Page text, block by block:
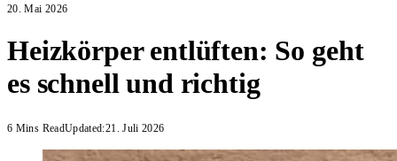
20. Mai 2026
Heizkörper entlüften: So geht
es schnell und richtig
6 Mins ReadUpdated:21. Juli 2026